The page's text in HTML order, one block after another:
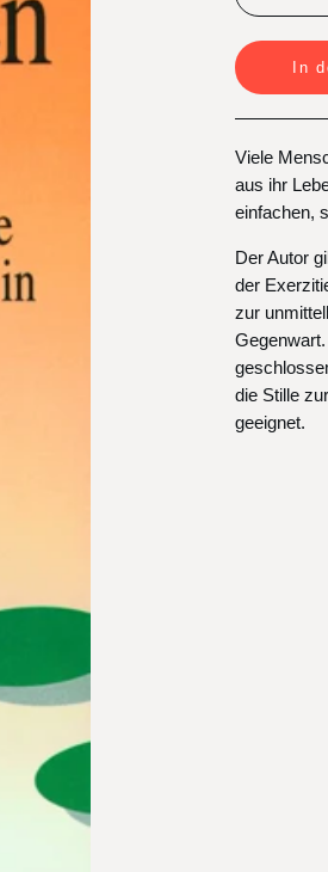
In
Viele
aus ihr
einfachen,
Der Autor
der
zur
die Stille
geeignet.